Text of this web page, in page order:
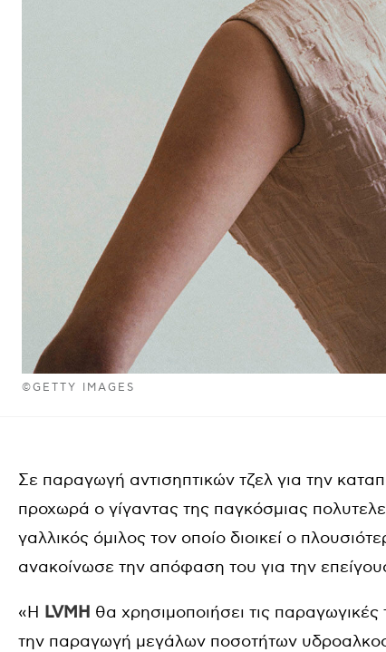
©GETTY IMAGES
Σε παραγωγή αντισηπτικών τζελ για την
προχωρά ο γίγαντας της παγκόσμιας
γαλλικός όμιλος τον οποίο διοικεί ο
ανακοίνωσε την απόφαση του για την
«Η LVMH θα χρησιμοποιήσει τις
την παραγωγή μεγάλων ποσοτήτων